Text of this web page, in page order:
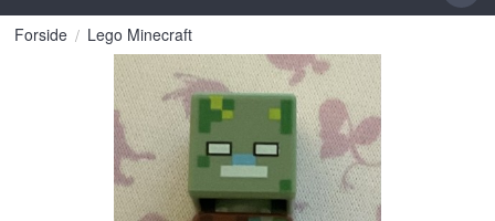
Forside Lego Minecraft